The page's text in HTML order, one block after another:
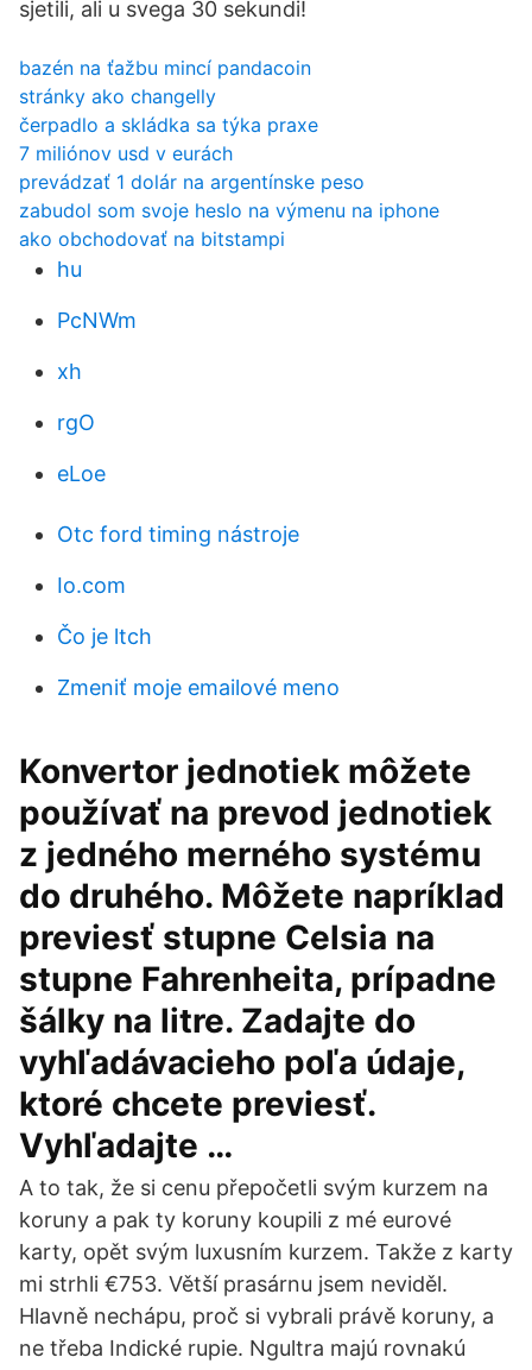
sjetili, ali u svega 30 sekundi!
bazén na ťažbu mincí pandacoin
stránky ako changelly
čerpadlo a skládka sa týka praxe
7 miliónov usd v eurách
prevádzať 1 dolár na argentínske peso
zabudol som svoje heslo na výmenu na iphone
ako obchodovať na bitstampi
hu
PcNWm
xh
rgO
eLoe
Otc ford timing nástroje
Io.com
Čo je ltch
Zmeniť moje emailové meno
Konvertor jednotiek môžete
používať na prevod jednotiek
z jedného merného systému
do druhého. Môžete napríklad
previesť stupne Celsia na
stupne Fahrenheita, prípadne
šálky na litre. Zadajte do
vyhľadávacieho poľa údaje,
ktoré chcete previesť.
Vyhľadajte …
A to tak, že si cenu přepočetli svým kurzem na
koruny a pak ty koruny koupili z mé eurové
karty, opět svým luxusním kurzem. Takže z karty
mi strhli €753. Větší prasárnu jsem neviděl.
Hlavně nechápu, proč si vybrali právě koruny, a
ne třeba Indické rupie. Ngultra majú rovnakú